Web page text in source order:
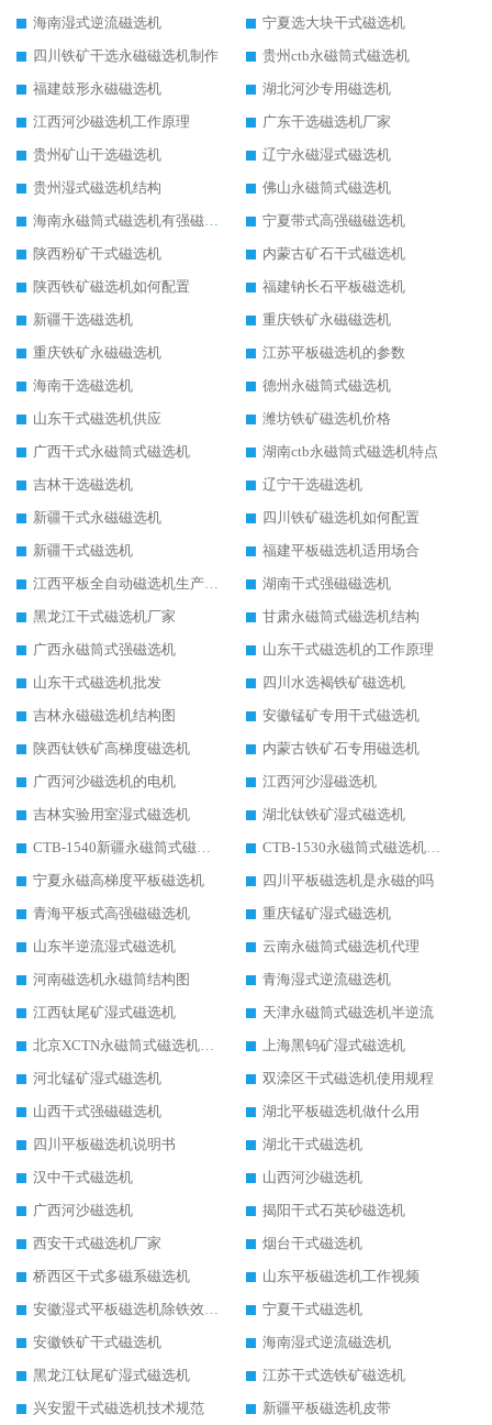
海南湿式逆流磁选机
宁夏选大块干式磁选机
四川铁矿干选永磁磁选机制作
贵州ctb永磁筒式磁选机
福建鼓形永磁磁选机
湖北河沙专用磁选机
江西河沙磁选机工作原理
广东干选磁选机厂家
贵州矿山干选磁选机
辽宁永磁湿式磁选机
贵州湿式磁选机结构
佛山永磁筒式磁选机
海南永磁筒式磁选机有强磁的吗
宁夏带式高强磁磁选机
陕西粉矿干式磁选机
内蒙古矿石干式磁选机
陕西铁矿磁选机如何配置
福建钠长石平板磁选机
新疆干选磁选机
重庆铁矿永磁磁选机
重庆铁矿永磁磁选机
江苏平板磁选机的参数
海南干选磁选机
德州永磁筒式磁选机
山东干式磁选机供应
潍坊铁矿磁选机价格
广西干式永磁筒式磁选机
湖南ctb永磁筒式磁选机特点
吉林干选磁选机
辽宁干选磁选机
新疆干式永磁磁选机
四川铁矿磁选机如何配置
新疆干式磁选机
福建平板磁选机适用场合
江西平板全自动磁选机生产厂家
湖南干式强磁磁选机
黑龙江干式磁选机厂家
甘肃永磁筒式磁选机结构
广西永磁筒式强磁选机
山东干式磁选机的工作原理
山东干式磁选机批发
四川水选褐铁矿磁选机
吉林永磁磁选机结构图
安徽锰矿专用干式磁选机
陕西钛铁矿高梯度磁选机
内蒙古铁矿石专用磁选机
广西河沙磁选机的电机
江西河沙湿磁选机
吉林实验用室湿式磁选机
湖北钛铁矿湿式磁选机
CTB-1540新疆永磁筒式磁选机
CTB-1530永磁筒式磁选机代理商
宁夏永磁高梯度平板磁选机
四川平板磁选机是永磁的吗
青海平板式高强磁磁选机
重庆锰矿湿式磁选机
山东半逆流湿式磁选机
云南永磁筒式磁选机代理
河南磁选机永磁筒结构图
青海湿式逆流磁选机
江西钛尾矿湿式磁选机
天津永磁筒式磁选机半逆流
北京XCTN永磁筒式磁选机磁块位置
上海黑钨矿湿式磁选机
河北锰矿湿式磁选机
双滦区干式磁选机使用规程
山西干式强磁磁选机
湖北平板磁选机做什么用
四川平板磁选机说明书
湖北干式磁选机
汉中干式磁选机
山西河沙磁选机
广西河沙磁选机
揭阳干式石英砂磁选机
西安干式磁选机厂家
烟台干式磁选机
桥西区干式多磁系磁选机
山东平板磁选机工作视频
安徽湿式平板磁选机除铁效果怎么样
宁夏干式磁选机
安徽铁矿干式磁选机
海南湿式逆流磁选机
黑龙江钛尾矿湿式磁选机
江苏干式选铁矿磁选机
兴安盟干式磁选机技术规范
新疆平板磁选机皮带